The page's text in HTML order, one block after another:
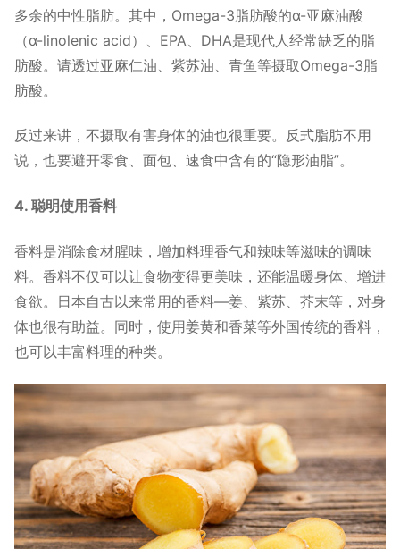
多余的中性脂肪。其中，Omega-3脂肪酸的α-亚麻油酸
（α-linolenic acid）、EPA、DHA是现代人经常缺乏的脂
肪酸。请透过亚麻仁油、紫苏油、青鱼等摄取Omega-3脂
肪酸。
反过来讲，不摄取有害身体的油也很重要。反式脂肪不用
说，也要避开零食、面包、速食中含有的“隐形油脂”。
4. 聪明使用香料
香料是消除食材腥味，增加料理香气和辣味等滋味的调味
料。香料不仅可以让食物变得更美味，还能温暖身体、增进
食欲。日本自古以来常用的香料—姜、紫苏、芥末等，对身
体也很有助益。同时，使用姜黄和香菜等外国传统的香料，
也可以丰富料理的种类。